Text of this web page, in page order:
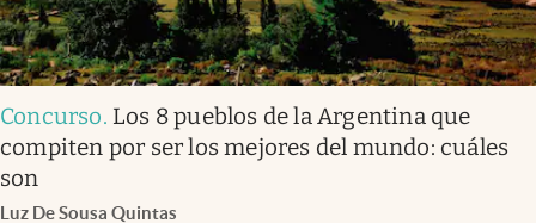
Concurso. Los 8 pueblos de la Argentina que
compiten por ser los mejores del mundo: cuáles
son
Luz De Sousa Quintas